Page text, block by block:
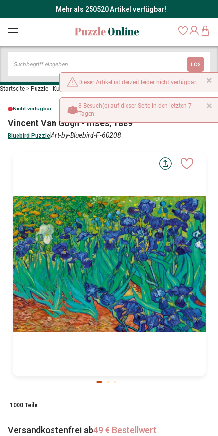
Mehr als 250520 Artikel verfügbar!
LOS
Startseite > Puzzle - Kunst >Vincent Van Gogh - Irises, 1889
Nicht verfügbar
Vincent Van Gogh - Irises, 1889
Bluebird PuzzleArt-by-Bluebird-F-60208
1000 Teile
Versandkostenfrei ab49 € Bestellwert
×
Dieser Artikel ist derzeit leider nicht verfügbar.
×
8 Besuch(e) auf dieser Seite in den letzten 7
Tagen.